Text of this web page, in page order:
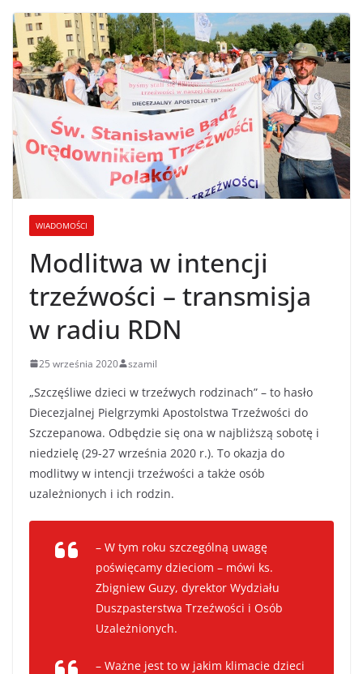
WIADOMOŚCI
Modlitwa w intencji
trzeźwości – transmisja
w radiu RDN
25 września 2020 szamil
„Szczęśliwe dzieci w trzeźwych rodzinach” – to hasło
Diecezjalnej Pielgrzymki Apostolstwa Trzeźwości do
Szczepanowa. Odbędzie się ona w najbliższą sobotę i
niedzielę (29-27 września 2020 r.). To okazja do
modlitwy w intencji trzeźwości a także osób
uzależnionych i ich rodzin.
– W tym roku szczególną uwagę
poświęcamy dzieciom – mówi ks.
Zbigniew Guzy, dyrektor Wydziału
Duszpasterstwa Trzeźwości i Osób
Uzależnionych.
– Ważne jest to w jakim klimacie dzieci